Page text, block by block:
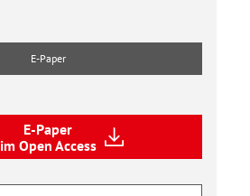
E-Paper
E-Paper
im Open Access